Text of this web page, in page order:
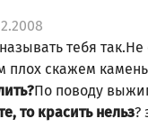
тебя
плох скажем
По поводу
то красить нельз?